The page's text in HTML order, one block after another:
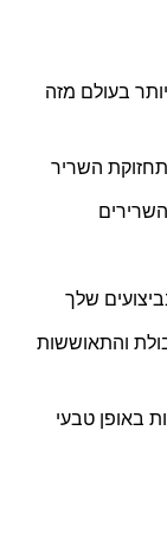
בעולם מזה
והתאוששות
באופן טבעי